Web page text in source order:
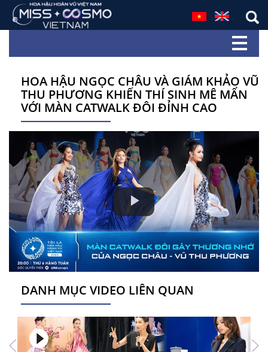
HOA HẬU NGỌC CHÂU VÀ GIÁM KHẢO VŨ
THU PHƯƠNG KHIẾN THÍ SINH MÊ MẨN
VỚI MÀN CATWALK ĐÔI ĐỈNH CAO
Play
Video
DANH MỤC VIDEO LIÊN QUAN